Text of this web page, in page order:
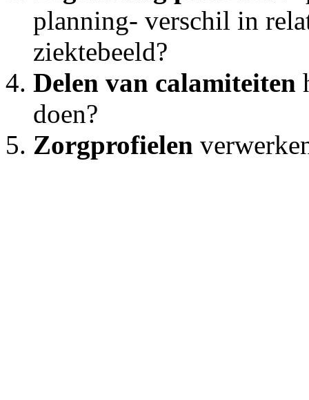
planning- verschil in
ziektebeeld?
Delen van calamiteiten
doen?
Zorgprofielen